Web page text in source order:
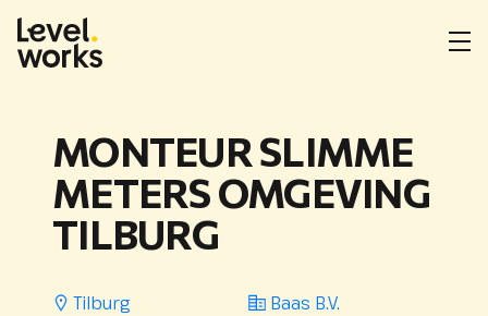
Homepage
MONTEUR SLIMME
METERS OMGEVING
TILBURG
Tilburg Baas B.V.